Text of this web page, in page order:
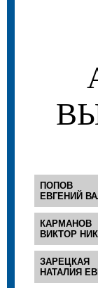
ПОПОВ
ЕВГЕНИЙ
КАРМАНОВ
ВИКТОР
ЗАРЕЦКАЯ
НАТАЛИЯ